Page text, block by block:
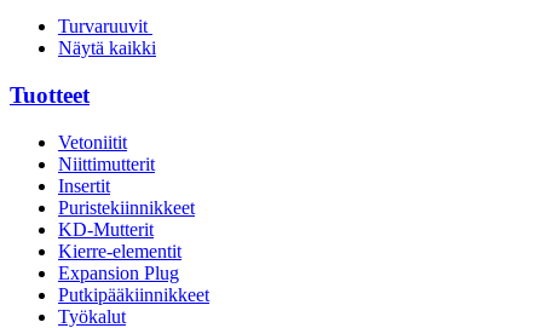
Turvaruuvit
Näytä kaikki
Tuotteet
Vetoniitit
Niittimutterit
Insertit
Puristekiinnikkeet
KD-Mutterit
Kierre-elementit
Expansion Plug
Putkipääkiinnikkeet
Työkalut